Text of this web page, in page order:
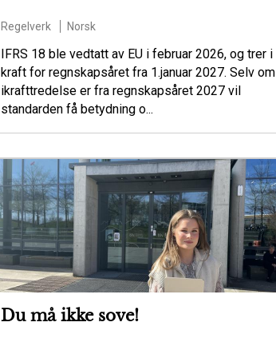
Regelverk Norsk
IFRS 18 ble vedtatt av EU i februar 2026, og trer i
kraft for regnskapsåret fra 1.januar 2027. Selv om
ikrafttredelse er fra regnskapsåret 2027 vil
standarden få betydning o...
Du må ikke sove!